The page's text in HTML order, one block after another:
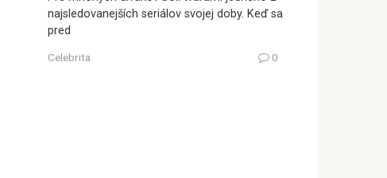
najsledovanejších seriálov svojej doby. Keď sa
pred
Celebrita 0